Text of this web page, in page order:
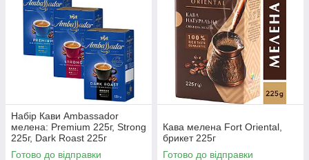
Набір Кави Ambassador
мелена: Premium 225г, Strong
225г, Dark Roast 225г
Готово до відправки
Кава мелена Fort Oriental,
брикет 225г
Готово до відправки